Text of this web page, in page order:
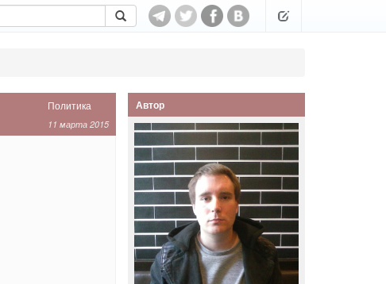
Политика
11 марта 2015
Автор